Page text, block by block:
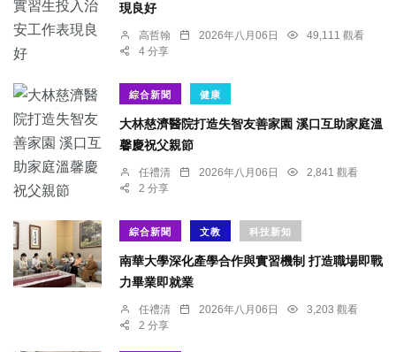
現良好
高哲翰 2026年八月06日
49,111 觀看
4 分享
綜合新聞 健康
大林慈濟醫院打造失智友善家園 溪口互助家庭溫
馨慶祝父親節
任禮清 2026年八月06日
2,841 觀看
2 分享
綜合新聞 文教 科技新知
南華大學深化產學合作與實習機制 打造職場即戰
力畢業即就業
任禮清 2026年八月06日
3,203 觀看
2 分享